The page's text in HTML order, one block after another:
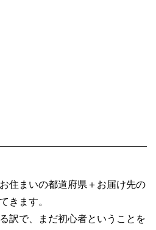
住まいの都道府県＋お届け先の
きます。
訳で、
まだ初心者ということを